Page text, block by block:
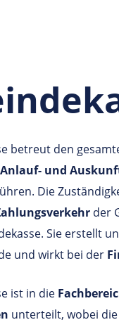
betreut den
Anlauf- und
Die
der
Sie er­stellt
und wirkt bei der
ist in die
unterteilt, wobei